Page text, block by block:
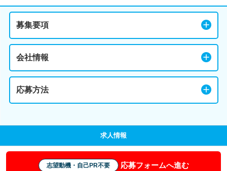
募集要項
会社情報
応募方法
求人情報
志望動機・自己PR不要 応募フォームへ進む